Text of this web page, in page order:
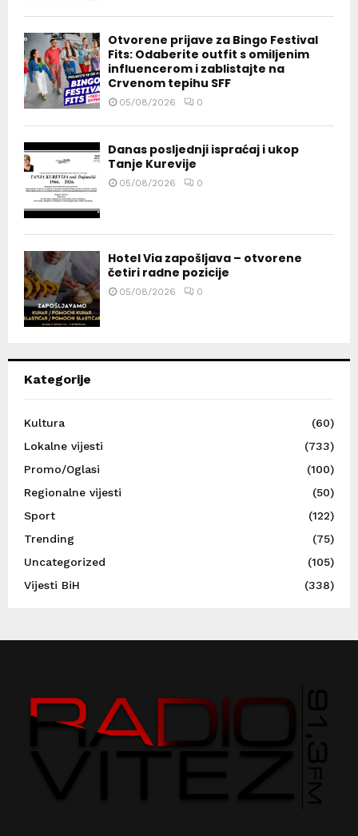
Otvorene prijave za Bingo Festival
Fits: Odaberite outfit s omiljenim
influencerom i zablistajte na
Crvenom tepihu SFF
05/08/2026 0
Danas posljednji ispraćaj i ukop
Tanje Kurevije
05/08/2026 0
Hotel Via zapošljava – otvorene
četiri radne pozicije
05/08/2026 0
Kategorije
Kultura
(60)
Lokalne vijesti
(733)
Promo/Oglasi
(100)
Regionalne vijesti
(50)
Sport
(122)
Trending
(75)
Uncategorized
(105)
Vijesti BiH
(338)